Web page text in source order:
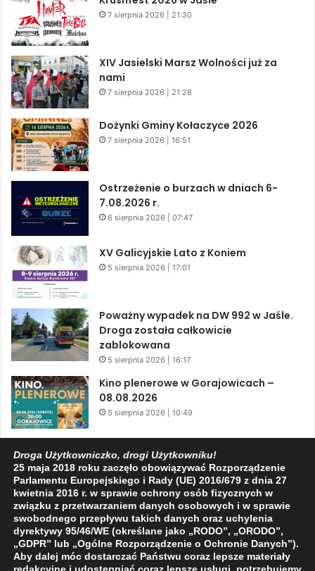
7 sierpnia 2026 | 21:30
XIV Jasielski Marsz Wolności już za
nami
7 sierpnia 2026 | 21:28
Dożynki Gminy Kołaczyce 2026
7 sierpnia 2026 | 16:51
Ostrzeżenie o burzach w dniach 6-
7.08.2026 r.
6 sierpnia 2026 | 07:47
XV Galicyjskie Lato z Koniem
5 sierpnia 2026 | 17:01
Poważny wypadek na DW 992 w Jaśle.
Droga została całkowicie
zablokowana
5 sierpnia 2026 | 16:17
Kino plenerowe w Gorajowicach –
08.08.2026
5 sierpnia 2026 | 10:49
taniec i regionalne klimaty
5 sierpnia 2026 | 10:16
Facebook
X YouTube
Droga Użytkowniczko, drogi Użytkowniku!
25 maja 2018 roku zaczęło obowiązywać Rozporządzenie
Parlamentu Europejskiego i Rady (UE) 2016/679 z dnia 27
kwietnia 2016 r. w sprawie ochrony osób fizycznych w
związku z przetwarzaniem danych osobowych i w sprawie
swobodnego przepływu takich danych oraz uchylenia
dyrektywy 95/46/WE (określane jako „RODO”, „ORODO”,
„GDPR” lub „Ogólne Rozporządzenie o Ochronie Danych”).
Aby dalej móc dostarczać Państwu coraz lepsze materiały